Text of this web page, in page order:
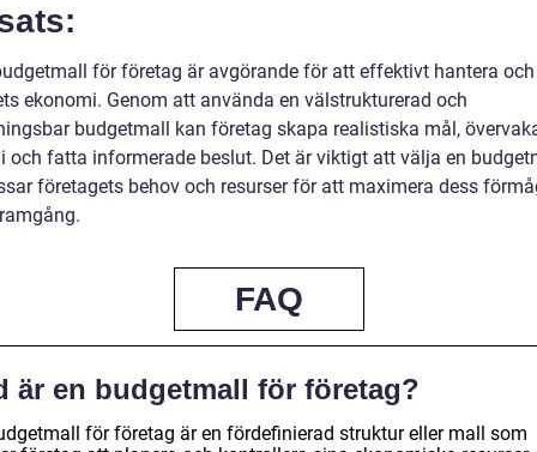
för företag är avgörande för att effektivt hantera
ekonomi. Genom att använda en välstrukturerad och
budgetmall kan företag skapa realistiska mål,
och fatta informerade beslut. Det är viktigt att välja en
företagets behov och resurser för att maximera dess
FAQ
är en budgetmall för företag?
för företag är en fördefinierad struktur eller mall som